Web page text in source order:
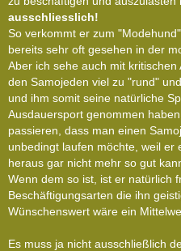
ausschliesslich!
So verkommt er zum
bereits sehr oft gesehen in der
Aber ich sehe auch mit
den Samojeden viel zu "rund"
und ihm somit seine natürliche
Ausdauersport genommen
passieren, dass man einen
unbedingt laufen möchte, weil er
heraus gar nicht mehr so gut
Wenn dem so ist, ist er natürlich
Beschäftigungsarten die ihn
Wünschenswert wäre ein
Es muss ja nicht ausschließlich